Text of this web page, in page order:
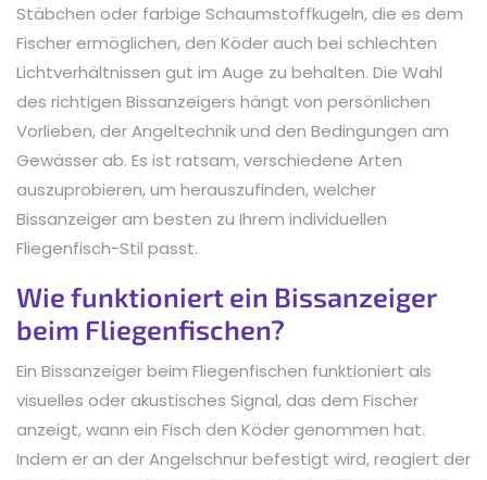
Stäbchen oder farbige Schaumstoffkugeln, die es dem
Fischer ermöglichen, den Köder auch bei schlechten
Lichtverhältnissen gut im Auge zu behalten. Die Wahl
des richtigen Bissanzeigers hängt von persönlichen
Vorlieben, der Angeltechnik und den Bedingungen am
Gewässer ab. Es ist ratsam, verschiedene Arten
auszuprobieren, um herauszufinden, welcher
Bissanzeiger am besten zu Ihrem individuellen
Fliegenfisch-Stil passt.
Wie funktioniert ein Bissanzeiger
beim Fliegenfischen?
Ein Bissanzeiger beim Fliegenfischen funktioniert als
visuelles oder akustisches Signal, das dem Fischer
anzeigt, wann ein Fisch den Köder genommen hat.
Indem er an der Angelschnur befestigt wird, reagiert der